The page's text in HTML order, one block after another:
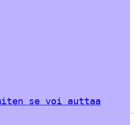
se voi auttaa